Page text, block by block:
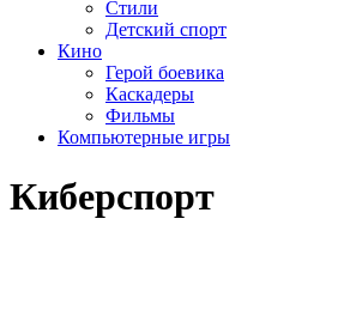
Стили
Детский спорт
Кино
Герой боевика
Каскадеры
Фильмы
Компьютерные игры
Киберспорт